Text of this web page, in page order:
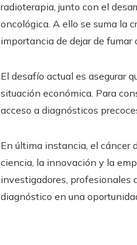
radioterapia, junto con el
oncológica. A ello se suma la
importancia de dejar de
El desafío actual es asegurar
situación económica. Para
acceso a diagnósticos
En última instancia, el cáncer
ciencia, la innovación y la
investigadores, profesionales
diagnóstico en una